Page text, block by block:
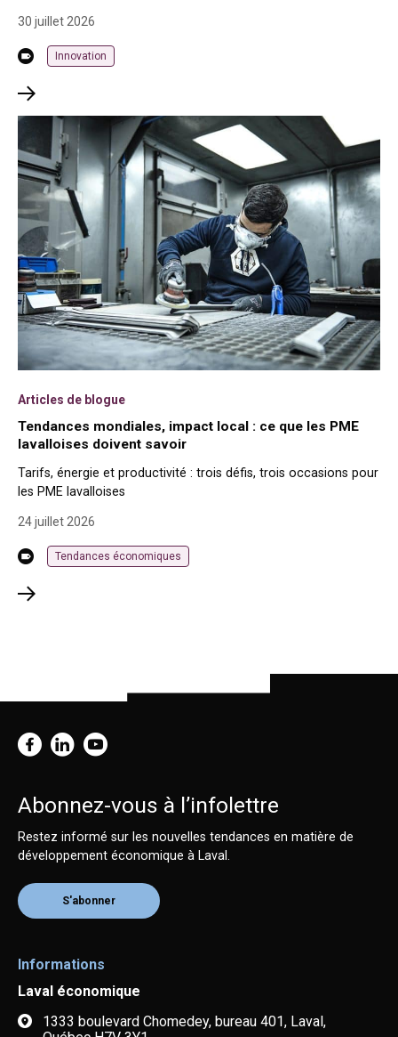
30 juillet 2026
Innovation
Articles de blogue
Tendances mondiales, impact local : ce que les PME
lavalloises doivent savoir
Tarifs, énergie et productivité : trois défis, trois occasions pour
les PME lavalloises
24 juillet 2026
Tendances économiques
Abonnez-vous à l’infolettre
Restez informé sur les nouvelles tendances en matière de
développement économique à Laval.
S'abonner
Informations
Laval économique
1333 boulevard Chomedey, bureau 401, Laval,